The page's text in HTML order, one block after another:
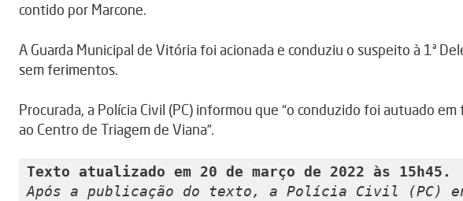
contido por Marcone.
A Guarda Municipal de Vitória foi acionada e conduziu o suspeito à 1ª
sem ferimentos.
Procurada, a Polícia Civil (PC) informou que “o conduzido foi autuado
ao Centro de Triagem de Viana”.
Texto atualizado em 20 de março de 2022 às 15h45.
Após a publicação do texto, a Polícia Civil (PC)